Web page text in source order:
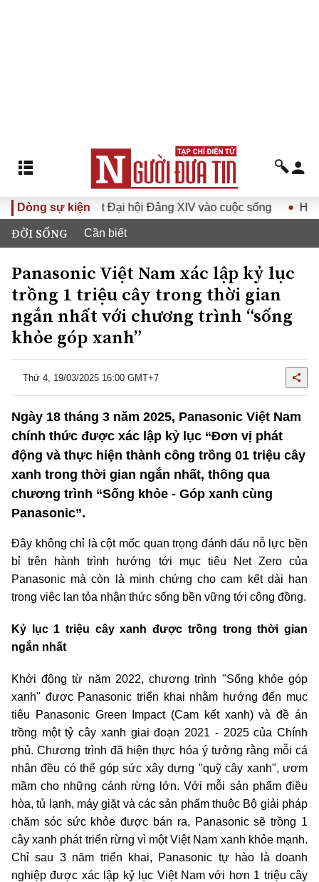
Dòng sự kiện
quyết Đại hội Đảng XIV vào cuộc sống Hướng tới
ĐỜI SỐNG Cần biết
Panasonic Việt Nam xác lập kỷ lục
trồng 1 triệu cây trong thời gian
ngắn nhất với chương trình “sống
khỏe góp xanh”
Thứ 4, 19/03/2025 16:00 GMT+7
Ngày 18 tháng 3 năm 2025, Panasonic Việt Nam
chính thức được xác lập kỷ lục “Đơn vị phát
động và thực hiện thành công trồng 01 triệu cây
xanh trong thời gian ngắn nhất, thông qua
chương trình “Sống khỏe - Góp xanh cùng
Panasonic”.
Đây không chỉ là cột mốc quan trọng đánh dấu nỗ lực bền
bỉ trên hành trình hướng tới mục tiêu Net Zero của
Panasonic mà còn là minh chứng cho cam kết dài hạn
trong việc lan tỏa nhận thức sống bền vững tới cộng đồng.
Kỷ lục 1 triệu cây xanh được trồng trong thời gian
ngắn nhất
Khởi động từ năm 2022, chương trình "Sống khỏe góp
xanh" được Panasonic triển khai nhằm hướng đến mục
tiêu Panasonic Green Impact (Cam kết xanh) và đề án
trồng một tỷ cây xanh giai đoạn 2021 - 2025 của Chính
phủ. Chương trình đã hiện thực hóa ý tưởng rằng mỗi cá
nhân đều có thể góp sức xây dựng "quỹ cây xanh", ươm
mầm cho những cánh rừng lớn. Với mỗi sản phẩm điều
hòa, tủ lạnh, máy giặt và các sản phẩm thuộc Bộ giải pháp
chăm sóc sức khỏe được bán ra, Panasonic sẽ trồng 1
cây xanh phát triển rừng vì một Việt Nam xanh khỏe mạnh.
Chỉ sau 3 năm triển khai, Panasonic tự hào là doanh
nghiệp được xác lập kỷ lục Việt Nam với hơn 1 triệu cây